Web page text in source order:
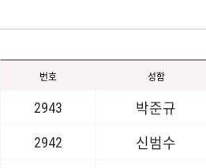
번호 성함
2943 박준규
2942 신범수